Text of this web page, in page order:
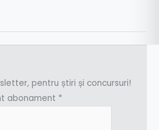
pentru știri și concursuri!
abonament *